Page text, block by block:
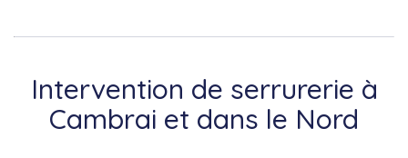
Intervention de serrurerie à
Cambrai et dans le Nord